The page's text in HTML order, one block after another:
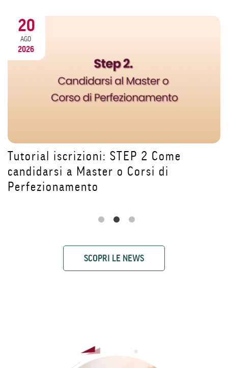
LUG
Come l'Intelligenza Artificiale sta
trasformando la sanità: le
testimonianze del Master DAI4Health
SCOPRI LE NEWS